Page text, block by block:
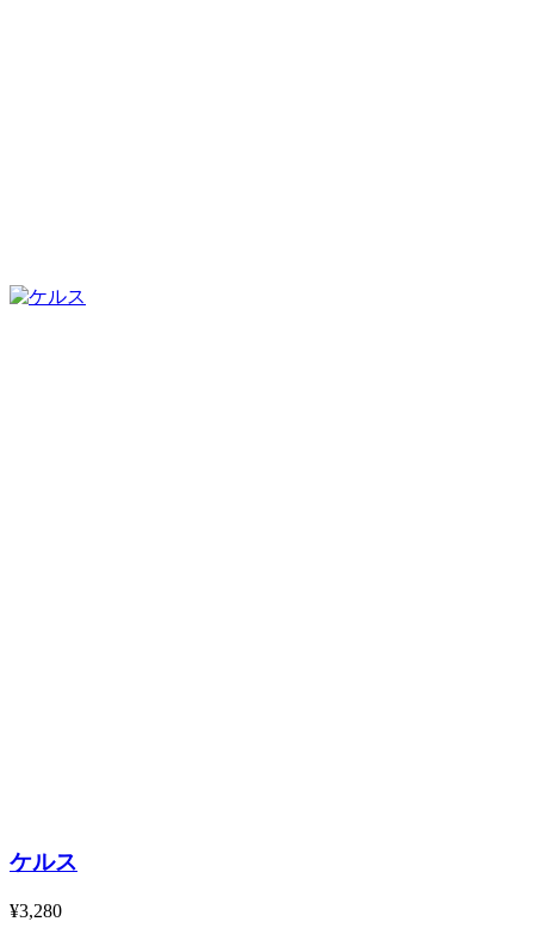
ケルス
¥3,280